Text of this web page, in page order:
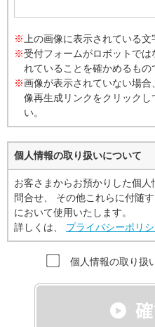
※ 上の画像に表示されている文
※受付フォームがロボットで
れていることを確かめるもの
※画像が表示されていない場
像再生成リンクをクリック
い。
個人情報の取り扱いについて
お客さまからお預かりした個
問合せ、 その他これらに付随
において使用いたします。
詳しくは、 プライバシーポリ
個人情報の取り扱